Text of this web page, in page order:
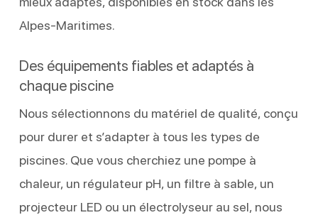
Alpes-Maritimes.
Des équipements fiables et adaptés à
chaque piscine
Nous sélectionnons du matériel de qualité, conçu
pour durer et s’adapter à tous les types de
piscines. Que vous cherchiez une pompe à
chaleur, un régulateur pH, un filtre à sable, un
projecteur LED ou un électrolyseur au sel, nous